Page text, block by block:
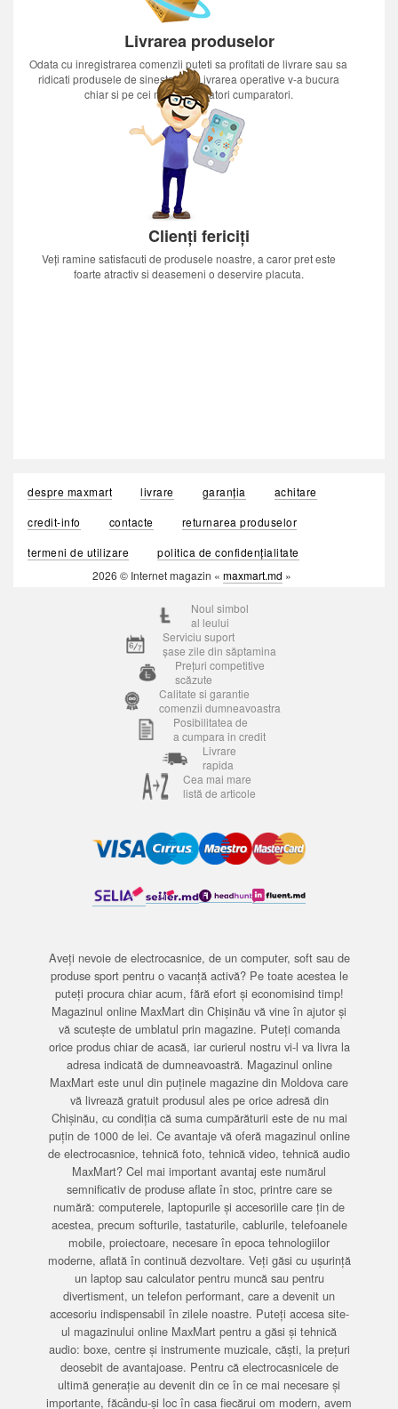
Livrarea produselor
Odata cu inregistrarea comenzii puteti sa profitati de livrare sau sa
ridicati produsele de sinestatator.Livrarea operative v-a bucura
chiar si pe cei mai nerabdatori cumparatori.
Clienți fericiți
Veți ramine satisfacuti de produsele noastre, a caror pret este
foarte atractiv si deasemeni o deservire placuta.
despre maxmart livrare garanția
achitare
credit-info
contacte
returnarea produselor
termeni de utilizare
politica de confidențialitate
2026 © Internet magazin « maxmart.md »
Noul simbol
al leului
Serviciu suport
șase zile din săptamina
Prețuri competitive
scăzute
Calitate si garantie
comenzii dumneavoastra
Posibilitatea de
a cumpara in credit
Livrare
rapida
Cea mai mare
listă de articole
Aveți nevoie de electrocasnice, de un computer, soft sau de
produse sport pentru o vacanță activă? Pe toate acestea le
puteți procura chiar acum, fără efort și economisind timp!
Magazinul online MaxMart din Chișinău vă vine în ajutor și
vă scutește de umblatul prin magazine. Puteți comanda
orice produs chiar de acasă, iar curierul nostru vi-l va livra la
adresa indicată de dumneavoastră. Magazinul online
MaxMart este unul din puținele magazine din Moldova care
vă livrează gratuit produsul ales pe orice adresă din
Chișinău, cu condiția că suma cumpărăturii este de nu mai
puțin de 1000 de lei. Ce avantaje vă oferă magazinul online
de electrocasnice, tehnică foto, tehnică video, tehnică audio
MaxMart? Cel mai important avantaj este numărul
semnificativ de produse aflate în stoc, printre care se
numără: computerele, laptopurile și accesoriile care țin de
acestea, precum softurile, tastaturile, cablurile, telefoanele
mobile, proiectoare, necesare în epoca tehnologiilor
moderne, aflată în continuă dezvoltare. Veți găsi cu ușurință
un laptop sau calculator pentru muncă sau pentru
divertisment, un telefon performant, care a devenit un
accesoriu indispensabil în zilele noastre. Puteți accesa site-
ul magazinului online MaxMart pentru a găsi și tehnică
audio: boxe, centre și instrumente muzicale, căști, la prețuri
deosebit de avantajoase. Pentru că electrocasnicele de
ultimă generație au devenit din ce în ce mai necesare și
importante, făcându-și loc în casa fiecărui om modern, avem